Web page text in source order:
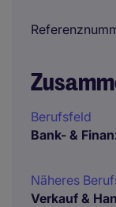
Berufsfeld
Bank- &
Näheres
Verkauf &